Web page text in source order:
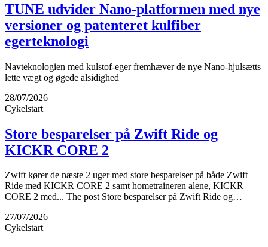
TUNE udvider Nano-platformen med nye
versioner og patenteret kulfiber
egerteknologi
Navteknologien med kulstof-eger fremhæver de nye Nano-hjulsætts
lette vægt og øgede alsidighed
28/07/2026
Cykelstart
Store besparelser på Zwift Ride og
KICKR CORE 2
Zwift kører de næste 2 uger med store besparelser på både Zwift
Ride med KICKR CORE 2 samt hometraineren alene, KICKR
CORE 2 med... The post Store besparelser på Zwift Ride og…
27/07/2026
Cykelstart